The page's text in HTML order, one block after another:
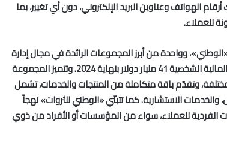
الهواتف وعناوين البريد الإلكتروني، دون أي تغيير، بما
للعملاء.
وواحدة من أبرز المجموعات الرائدة في مجال إدارة
الثروات على مستوى الشرق الأوسط، إذ تجاوز حجم الأصول المالية الشخصية 41 مليار دولار بنهاية 2024. وتتميز المجموعة
الجغرافية التي تمتد عبر 9 مدن في 5 دول مختلفة، وتقدّم باقة متكاملة من المنتجات والخدمات، تشمل
والخدمات الاستشارية. كما تتبنّي «الوطني للثروات» نهجاً
الفردية للعملاء، سواء من المؤسسات أو الأفراد من ذوي